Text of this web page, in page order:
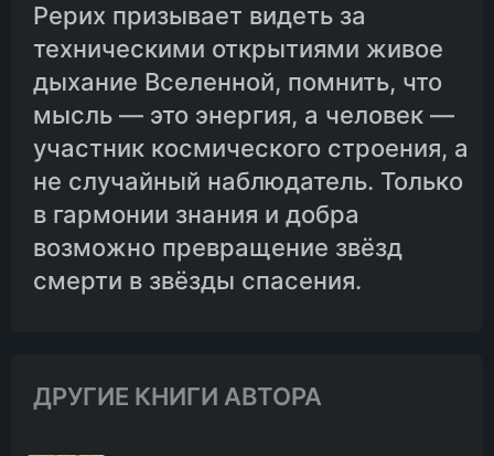
Рерих призывает видеть за
техническими открытиями живое
дыхание Вселенной, помнить, что
мысль — это энергия, а человек —
участник космического строения, а
не случайный наблюдатель. Только
в гармонии знания и добра
возможно превращение звёзд
смерти в звёзды спасения.
ДРУГИЕ КНИГИ АВТОРА